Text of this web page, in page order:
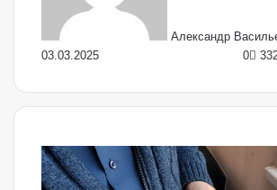
Александр
03.03.2025 0